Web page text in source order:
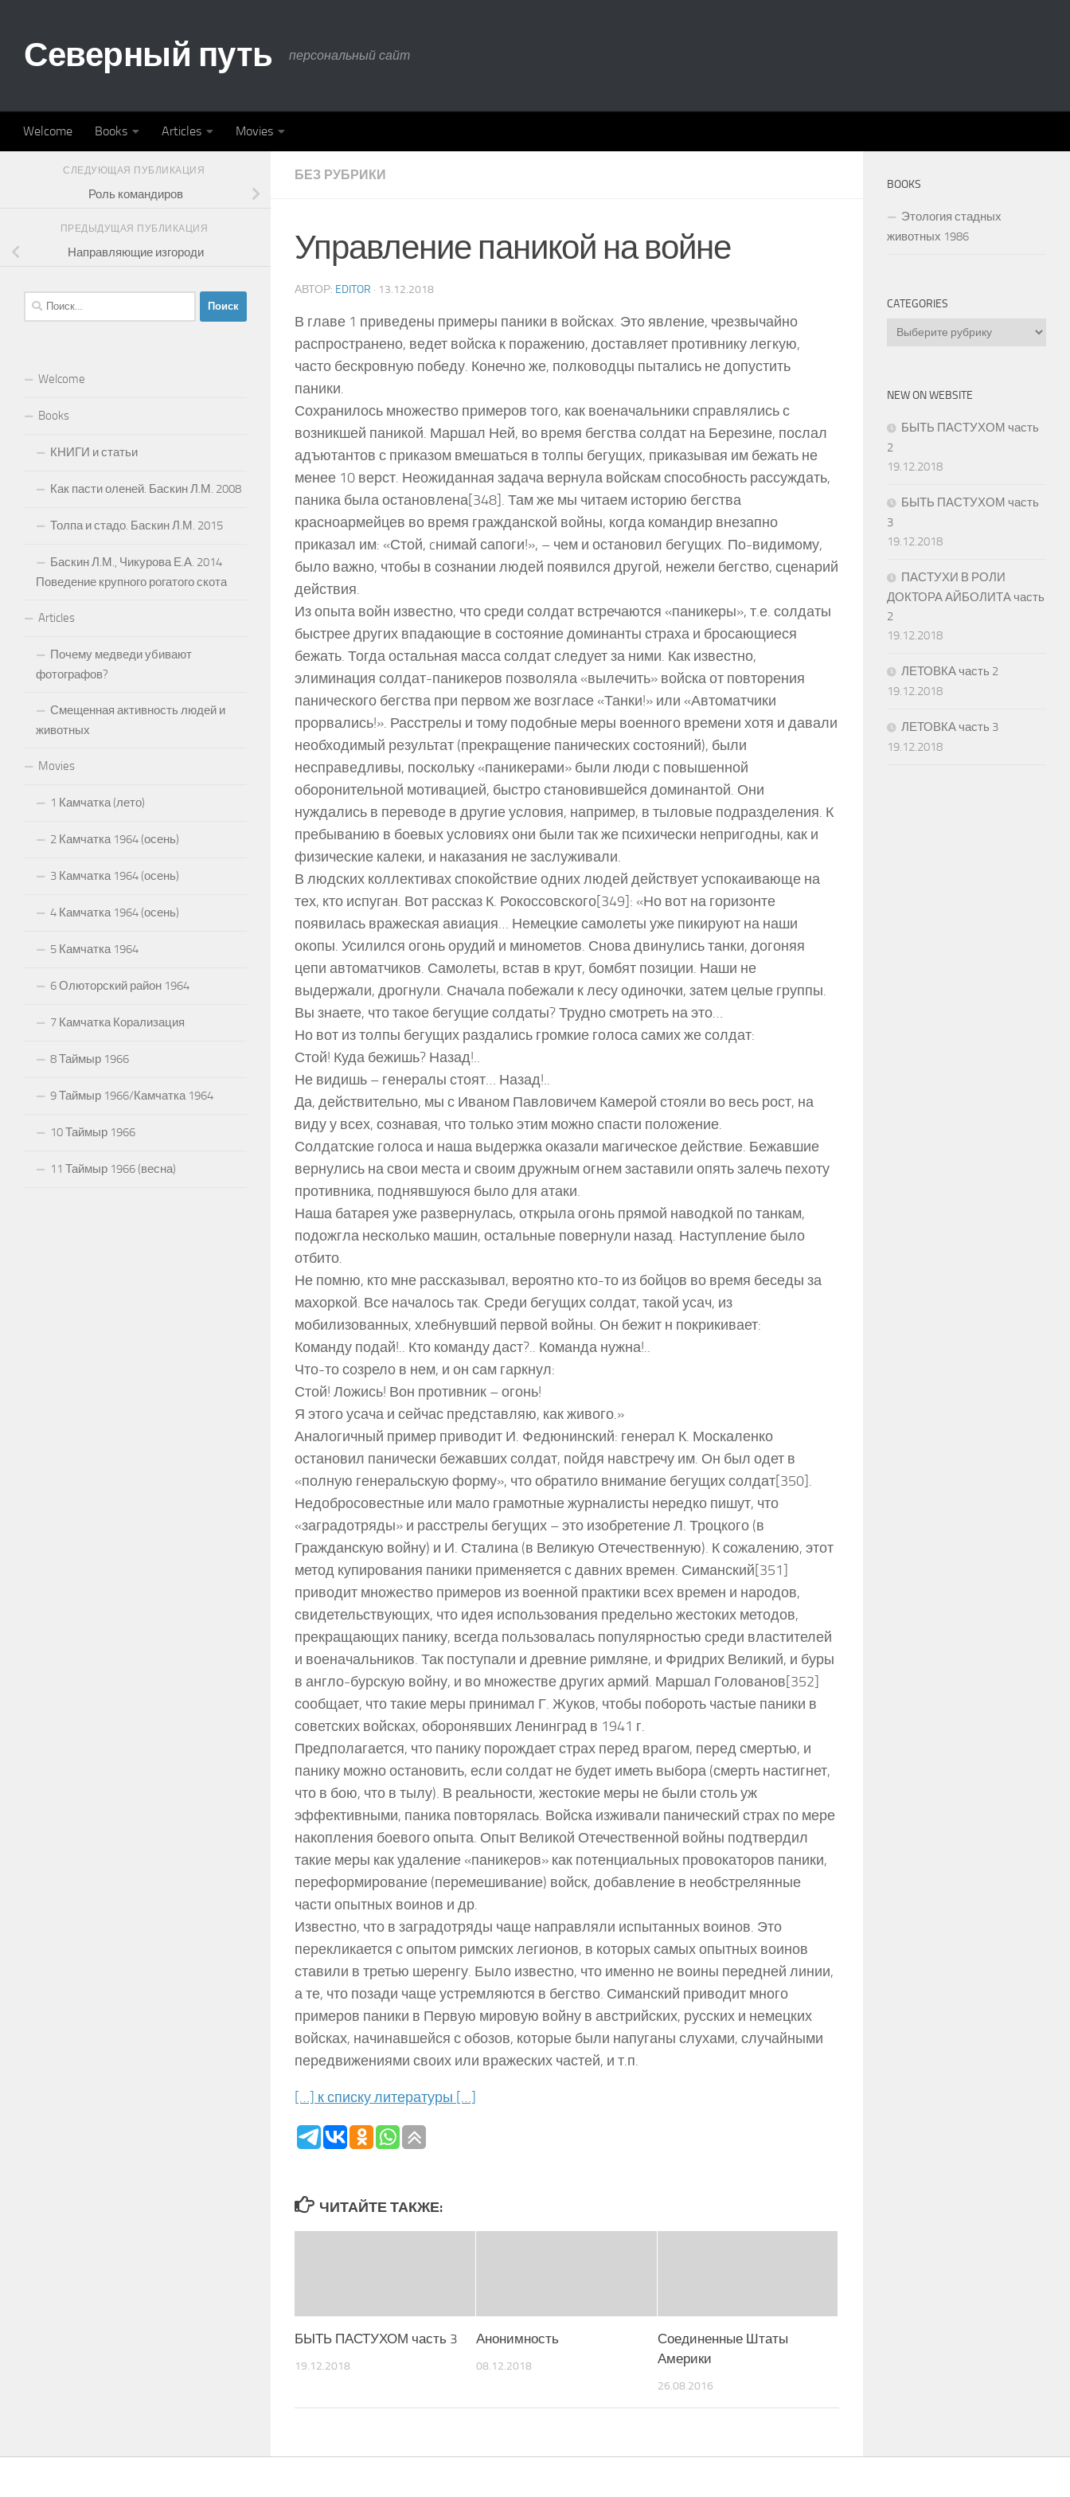
Северный путь персональный сайт
Welcome Books Articles Movies
БЕЗ РУБРИКИ
Управление паникой на войне
АВТОР: EDITOR · 13.12.2018
В главе 1 приведены примеры паники в войсках. Это явление, чрезвычайно
распространено, ведет войска к поражению, доставляет противнику легкую,
часто бескровную победу. Конечно же, полководцы пытались не допустить
паники.
Сохранилось множество примеров того, как военачальники справлялись с
возникшей паникой. Маршал Ней, во время бегства солдат на Березине, послал
адъютантов с приказом вмешаться в толпы бегущих, приказывая им бежать не
менее 10 верст. Неожиданная задача вернула войскам способность рассуждать,
паника была остановлена[348]. Там же мы читаем историю бегства
красноармейцев во время гражданской войны, когда командир внезапно
приказал им: «Стой, cнимай сапоги!», – чем и остановил бегущих. По-видимому,
было важно, чтобы в сознании людей появился другой, нежели бегство, сценарий
действия.
Из опыта войн известно, что среди солдат встречаются «паникеры», т.е. солдаты
быстрее других впадающие в состояние доминанты страха и бросающиеся
бежать. Тогда остальная масса солдат следует за ними. Как известно,
элиминация солдат-паникеров позволяла «вылечить» войска от повторения
панического бегства при первом же возгласе «Танки!» или «Автоматчики
прорвались!». Расстрелы и тому подобные меры военного времени хотя и давали
необходимый результат (прекращение панических состояний), были
несправедливы, поскольку «паникерами» были люди с повышенной
оборонительной мотивацией, быстро становившейся доминантой. Они
нуждались в переводе в другие условия, например, в тыловые подразделения. К
пребыванию в боевых условиях они были так же психически непригодны, как и
физические калеки, и наказания не заслуживали.
В людских коллективах спокойствие одних людей действует успокаивающе на
тех, кто испуган. Вот рассказ К. Рокоссовского[349]: «Но вот на горизонте
появилась вражеская авиация… Немецкие самолеты уже пикируют на наши
окопы. Усилился огонь орудий и минометов. Снова двинулись танки, догоняя
цепи автоматчиков. Самолеты, встав в крут, бомбят позиции. Наши не
выдержали, дрогнули. Сначала побежали к лесу одиночки, затем целые группы.
Вы знаете, что такое бегущие солдаты? Трудно смотреть на это…
Но вот из толпы бегущих раздались громкие голоса самих же солдат:
Стой! Куда бежишь? Назад!..
Не видишь – генералы стоят… Назад!..
Да, действительно, мы с Иваном Павловичем Камерой стояли во весь рост, на
виду у всех, сознавая, что только этим можно спасти положение.
Солдатские голоса и наша выдержка оказали магическое действие. Бежавшие
вернулись на свои места и своим дружным огнем заставили опять залечь пехоту
противника, поднявшуюся было для атаки.
Наша батарея уже развернулась, открыла огонь прямой наводкой по танкам,
подожгла несколько машин, остальные повернули назад. Наступление было
отбито.
Не помню, кто мне рассказывал, вероятно кто-то из бойцов во время беседы за
махоркой. Все началось так. Среди бегущих солдат, такой усач, из
мобилизованных, хлебнувший первой войны. Он бежит н покрикивает:
Команду подай!.. Кто команду даст?.. Команда нужна!..
Что-то созрело в нем, и он сам гаркнул:
Стой! Ложись! Вон противник – огонь!
Я этого усача и сейчас представляю, как живого.»
Аналогичный пример приводит И. Федюнинский: генерал К. Москаленко
остановил панически бежавших солдат, пойдя навстречу им. Он был одет в
«полную генеральскую форму», что обратило внимание бегущих солдат[350].
Недобросовестные или мало грамотные журналисты нередко пишут, что
«заградотряды» и расстрелы бегущих – это изобретение Л. Троцкого (в
Гражданскую войну) и И. Сталина (в Великую Отечественную). К сожалению, этот
метод купирования паники применяется с давних времен. Симанский[351]
приводит множество примеров из военной практики всех времен и народов,
свидетельствующих, что идея использования предельно жестоких методов,
прекращающих панику, всегда пользовалась популярностью среди властителей
и военачальников. Так поступали и древние римляне, и Фридрих Великий, и буры
в англо-бурскую войну, и во множестве других армий. Маршал Голованов[352]
сообщает, что такие меры принимал Г. Жуков, чтобы побороть частые паники в
советских войсках, оборонявших Ленинград в 1941 г.
Предполагается, что панику порождает страх перед врагом, перед смертью, и
панику можно остановить, если солдат не будет иметь выбора (смерть настигнет,
что в бою, что в тылу). В реальности, жестокие меры не были столь уж
эффективными, паника повторялась. Войска изживали панический страх по мере
накопления боевого опыта. Опыт Великой Отечественной войны подтвердил
такие меры как удаление «паникеров» как потенциальных провокаторов паники,
переформирование (перемешивание) войск, добавление в необстрелянные
части опытных воинов и др.
Известно, что в заградотряды чаще направляли испытанных воинов. Это
перекликается с опытом римских легионов, в которых самых опытных воинов
ставили в третью шеренгу. Было известно, что именно не воины передней линии,
а те, что позади чаще устремляются в бегство. Симанский приводит много
примеров паники в Первую мировую войну в австрийских, русских и немецких
войсках, начинавшейся с обозов, которые были напуганы слухами, случайными
передвижениями своих или вражеских частей, и т.п.
[…] к списку литературы […]
ЧИТАЙТЕ ТАКЖЕ:
БЫТЬ ПАСТУХОМ часть 3
19.12.2018
Анонимность
08.12.2018
Соединенные Штаты
Америки
26.08.2016
СЛЕДУЮЩАЯ ПУБЛИКАЦИЯ
Роль командиров
ПРЕДЫДУЩАЯ ПУБЛИКАЦИЯ
Направляющие изгороди
Найти:
Welcome
Books
КНИГИ и статьи
Как пасти оленей. Баскин Л.М. 2008
Толпа и стадо. Баскин Л.М. 2015
Баскин Л.М., Чикурова Е.А. 2014
Поведение крупного рогатого скота
Articles
Почему медведи убивают
фотографов?
Смещенная активность людей и
животных
Movies
1 Камчатка (лето)
2 Камчатка 1964 (осень)
3 Камчатка 1964 (осень)
4 Камчатка 1964 (осень)
5 Камчатка 1964
6 Олюторский район 1964
7 Камчатка Корализация
8 Таймыр 1966
9 Таймыр 1966/Камчатка 1964
10 Таймыр 1966
11 Таймыр 1966 (весна)
BOOKS
Этология стадных
животных 1986
CATEGORIES
Categories
NEW ON WEBSITE
БЫТЬ ПАСТУХОМ часть
2
19.12.2018
БЫТЬ ПАСТУХОМ часть
3
19.12.2018
ПАСТУХИ В РОЛИ
ДОКТОРА АЙБОЛИТА часть
2
19.12.2018
ЛЕТОВКА часть 2
19.12.2018
ЛЕТОВКА часть 3
19.12.2018